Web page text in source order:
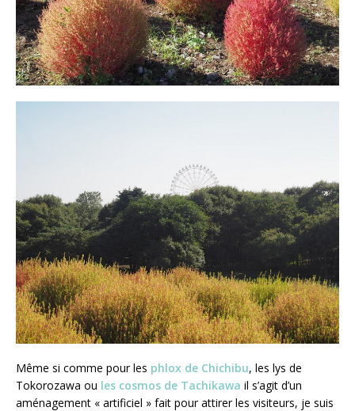
Même si comme pour les phlox de Chichibu, les lys de
Tokorozawa ou les cosmos de Tachikawa il s’agit d’un
aménagement « artificiel » fait pour attirer les visiteurs, je suis